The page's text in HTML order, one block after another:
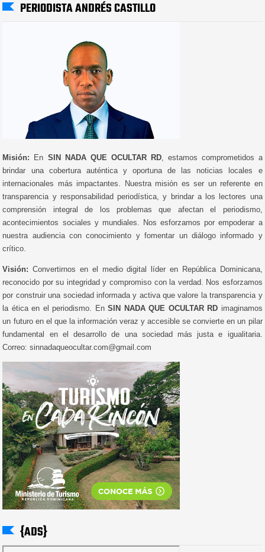
PERIODISTA ANDRÉS CASTILLO
Misión: En SIN NADA QUE OCULTAR RD, estamos comprometidos a
brindar una cobertura auténtica y oportuna de las noticias locales e
internacionales más impactantes. Nuestra misión es ser un referente en
transparencia y responsabilidad periodística, y brindar a los lectores una
comprensión integral de los problemas que afectan el periodismo,
acontecimientos sociales y mundiales. Nos esforzamos por empoderar a
nuestra audiencia con conocimiento y fomentar un diálogo informado y
crítico.
Visión: Convertirnos en el medio digital líder en República Dominicana,
reconocido por su integridad y compromiso con la verdad. Nos esforzamos
por construir una sociedad informada y activa que valore la transparencia y
la ética en el periodismo. EnSIN NADA QUE OCULTAR RD imaginamos
un futuro en el que la información veraz y accesible se convierte en un pilar
fundamental en el desarrollo de una sociedad más justa e igualitaria.
Correo: sinnadaqueocultar.com@gmail.com
{ADS}